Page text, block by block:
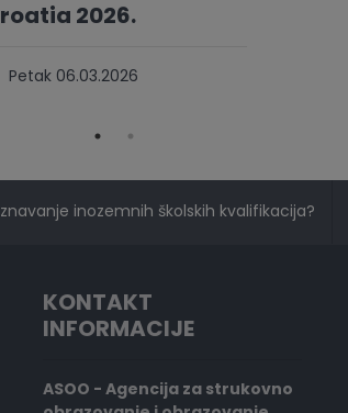
2026.
06.03.2026
inozemnih školskih kvalifikacija?
KONTAKT
INFORMACIJE
ASOO - Agencija za strukovno